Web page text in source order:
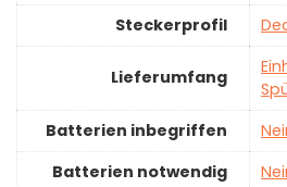
Steckerprofil
Lieferumfang
Batterien inbegriffen
Batterien notwendig